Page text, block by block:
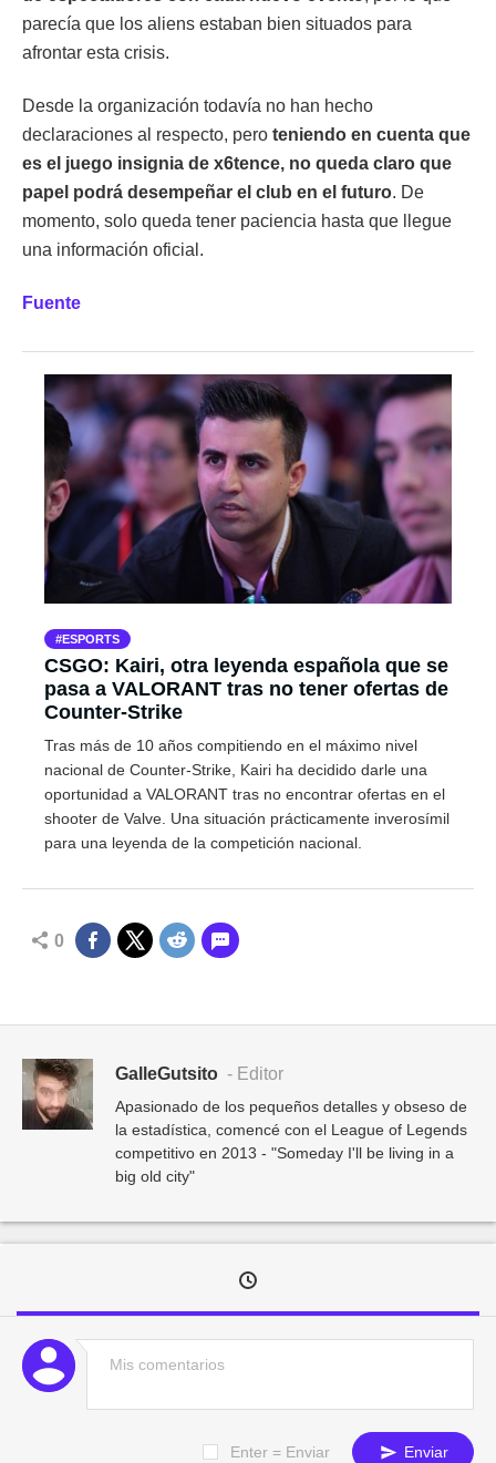
parecía que los aliens estaban bien situados para
afrontar esta crisis.
Desde la organización todavía no han hecho
declaraciones al respecto, pero teniendo en cuenta que
es el juego insignia de x6tence, no queda claro que
papel podrá desempeñar el club en el futuro. De
momento, solo queda tener paciencia hasta que llegue
una información oficial.
Fuente
ESPORTS
CSGO: Kairi, otra leyenda española que se
pasa a VALORANT tras no tener ofertas de
Counter-Strike
Tras más de 10 años compitiendo en el máximo nivel
nacional de Counter-Strike, Kairi ha decidido darle una
oportunidad a VALORANT tras no encontrar ofertas en el
shooter de Valve. Una situación prácticamente inverosímil
para una leyenda de la competición nacional.
0
GalleGutsito - Editor
Apasionado de los pequeños detalles y obseso de
la estadística, comencé con el League of Legends
competitivo en 2013 - "Someday I'll be living in a
big old city"
Enter = Enviar Enviar